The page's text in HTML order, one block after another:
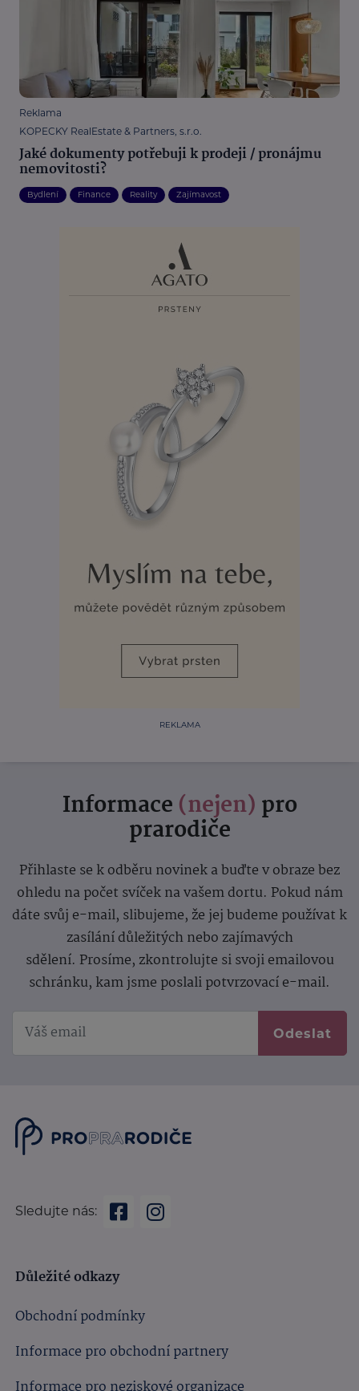
Reklama
KOPECKY RealEstate & Partners, s.r.o.
Jaké dokumenty potřebuji k prodeji / pronájmu
nemovitosti?
Bydlení Finance Reality Zajímavost
REKLAMA
Informace (nejen) pro
prarodiče
Přihlaste se k odběru novinek a buďte v obraze bez
ohledu na počet svíček na vašem dortu. Pokud nám
dáte svůj e-mail, slibujeme, že jej budeme používat k
zasílání důležitých nebo zajímavých
sdělení. Prosíme, zkontrolujte si svoji emailovou
schránku, kam jsme poslali potvrzovací e-mail.
Odeslat
Sledujte nás:
Důležité odkazy
Obchodní podmínky
Informace pro obchodní partnery